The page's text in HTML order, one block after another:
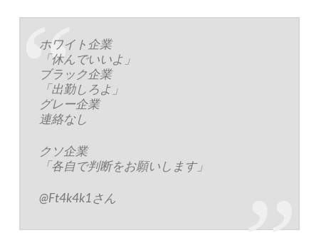
ホワイト企業
「休んでいいよ」
ブラック企業
「出勤しろよ」
グレー企業
連絡なし
クソ企業
「各自で判断をお願いします」
@Ft4k4k1さん